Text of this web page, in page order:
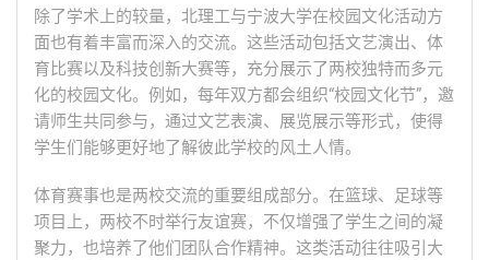
除了学术上的较量，北理工与宁波大学在校园文化活动方
面也有着丰富而深入的交流。这些活动包括文艺演出、体
育比赛以及科技创新大赛等，充分展示了两校独特而多元
化的校园文化。例如，每年双方都会组织“校园文化节”，邀
请师生共同参与，通过文艺表演、展览展示等形式，使得
学生们能够更好地了解彼此学校的风土人情。
体育赛事也是两校交流的重要组成部分。在篮球、足球等
项目上，两校不时举行友谊赛，不仅增强了学生之间的凝
聚力，也培养了他们团队合作精神。这类活动往往吸引大